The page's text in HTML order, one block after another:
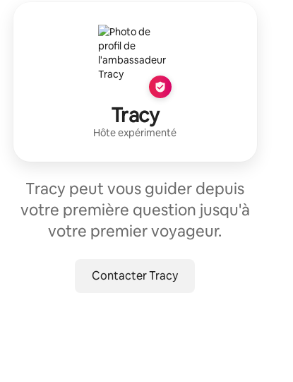
Tracy
Hôte expérimenté
Tracy peut vous guider depuis
votre première question jusqu'à
votre premier voyageur.
Contacter Tracy